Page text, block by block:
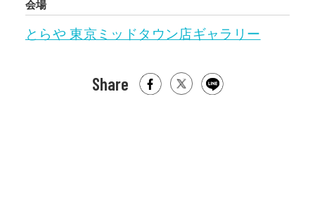
会場
とらや 東京ミッドタウン店ギャラリー
Share